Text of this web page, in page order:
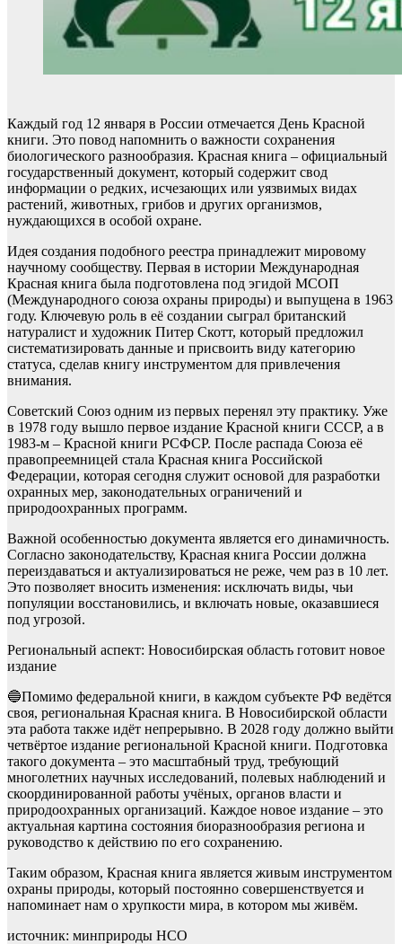
Каждый год 12 января в России отмечается День Красной
книги. Это повод напомнить о важности сохранения
биологического разнообразия. Красная книга – официальный
государственный документ, который содержит свод
информации о редких, исчезающих или уязвимых видах
растений, животных, грибов и других организмов,
нуждающихся в особой охране.
Идея создания подобного реестра принадлежит мировому
научному сообществу. Первая в истории Международная
Красная книга была подготовлена под эгидой МСОП
(Международного союза охраны природы) и выпущена в 1963
году. Ключевую роль в её создании сыграл британский
натуралист и художник Питер Скотт, который предложил
систематизировать данные и присвоить виду категорию
статуса, сделав книгу инструментом для привлечения
внимания.
Советский Союз одним из первых перенял эту практику. Уже
в 1978 году вышло первое издание Красной книги СССР, а в
1983-м – Красной книги РСФСР. После распада Союза её
правопреемницей стала Красная книга Российской
Федерации, которая сегодня служит основой для разработки
охранных мер, законодательных ограничений и
природоохранных программ.
Важной особенностью документа является его динамичность.
Согласно законодательству, Красная книга России должна
переиздаваться и актуализироваться не реже, чем раз в 10 лет.
Это позволяет вносить изменения: исключать виды, чьи
популяции восстановились, и включать новые, оказавшиеся
под угрозой.
Региональный аспект: Новосибирская область готовит новое
издание
🔵Помимо федеральной книги, в каждом субъекте РФ ведётся
своя, региональная Красная книга. В Новосибирской области
эта работа также идёт непрерывно. В 2028 году должно выйти
четвёртое издание региональной Красной книги. Подготовка
такого документа – это масштабный труд, требующий
многолетних научных исследований, полевых наблюдений и
скоординированной работы учёных, органов власти и
природоохранных организаций. Каждое новое издание – это
актуальная картина состояния биоразнообразия региона и
руководство к действию по его сохранению.
Таким образом, Красная книга является живым инструментом
охраны природы, который постоянно совершенствуется и
напоминает нам о хрупкости мира, в котором мы живём.
источник: минприроды НСО